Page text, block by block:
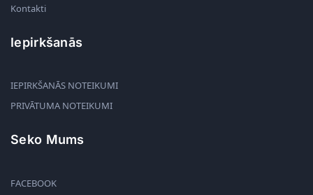
Kontakti
Iepirkšanās
IEPIRKŠANĀS NOTEIKUMI
PRIVĀTUMA NOTEIKUMI
Seko Mums
FACEBOOK